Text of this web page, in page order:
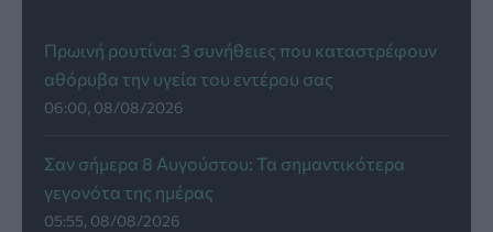
Πρωινή ρουτίνα: 3 συνήθειες που καταστρέφουν
αθόρυβα την υγεία του εντέρου σας
06:00, 08/08/2026
Σαν σήμερα 8 Αυγούστου: Τα σημαντικότερα
γεγονότα της ημέρας
05:55, 08/08/2026